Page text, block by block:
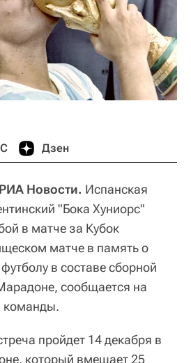
Дзен
Новости. Испанская
"Бока Хуниорс"
в матче за Кубок
матче в память о
в составе сборной
сообщается на
команды.
пройдет 14 декабря в
который вмещает 25